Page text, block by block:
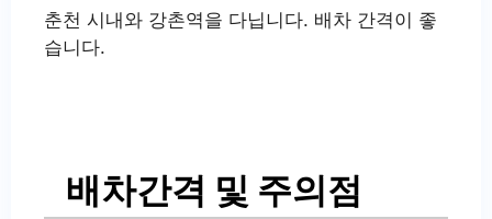
춘천 시내와 강촌역을 다닙니다. 배차 간격이 좋
습니다.
배차간격 및 주의점